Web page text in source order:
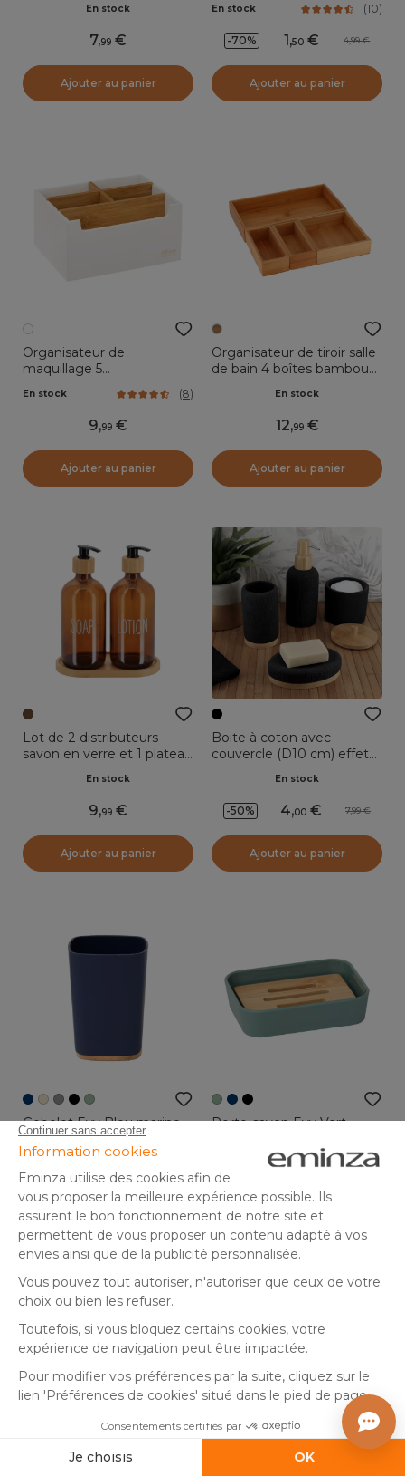
En stock
7,99
Ajouter au panier
En stock (10)
-70% 1,50 4,99
Ajouter au panier
Organisateur de
maquillage 5
Blanc
En stock (8)
9,99
Ajouter au panier
Organisateur de tiroir salle
de bain 4 boîtes bambou
En stock
12,99
Ajouter au panier
Lot de 2 distributeurs
savon en verre et 1 plateau
En stock
9,99
Ajouter au panier
Boite à coton avec
couvercle (D10 cm) effet
En stock
-50% 4,00 7,99
Ajouter au panier
Gobelet Evy Bleu marine
4,99
Ajouter au panier
Porte-savon Evy Vert
(10)
5,99
Ajouter au panier